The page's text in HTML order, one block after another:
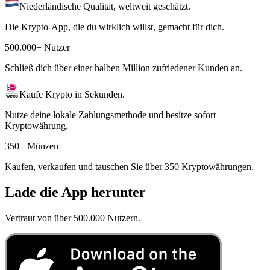
Niederländische Qualität, weltweit geschätzt.
Die Krypto-App, die du wirklich willst, gemacht für dich.
500.000+ Nutzer
Schließ dich über einer halben Million zufriedener Kunden an.
Kaufe Krypto in Sekunden.
Nutze deine lokale Zahlungsmethode und besitze sofort
Kryptowährung.
350+ Münzen
Kaufen, verkaufen und tauschen Sie über 350 Kryptowährungen.
Lade die App herunter
Vertraut von über 500.000 Nutzern.